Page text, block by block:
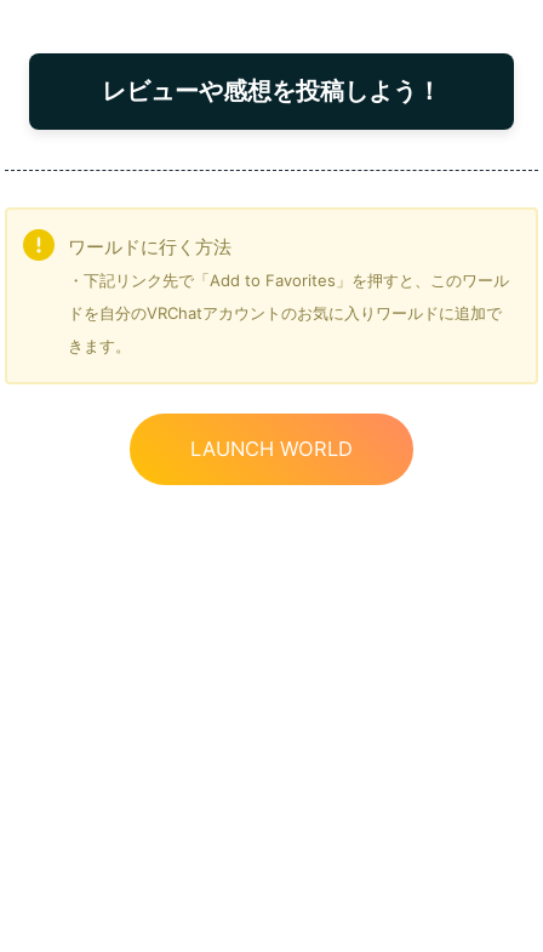
レビューや感想を投稿しよう！
ワールドに行く方法
・下記リンク先で「Add to Favorites」を押すと、このワール
ドを自分のVRChatアカウントのお気に入りワールドに追加で
きます。
LAUNCH WORLD